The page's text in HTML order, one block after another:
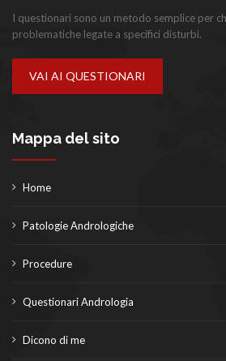
I questionari sono un metodo semplice per
problematiche legate a specifici disturbi.
VAI AI QUESTIONARI
Mappa del sito
Home
Patologie Andrologiche
Procedure
Questionari Andrologia
Dicono di me